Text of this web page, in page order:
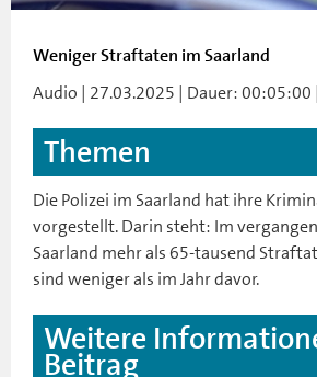
Weniger Straftaten im Saarland
Audio | 27.03.2025 | Dauer: 00:05:00 |
Themen
Die Polizei im Saarland hat ihre
vorgestellt. Darin steht: Im
Saarland mehr als 65-tausend
sind weniger als im Jahr davor.
Weitere
Beitrag